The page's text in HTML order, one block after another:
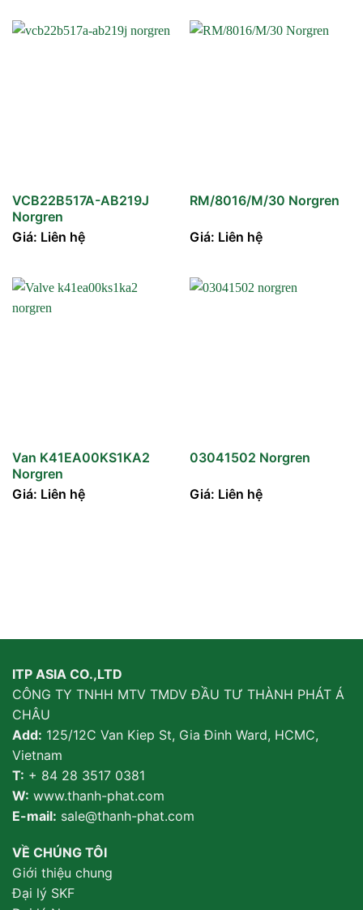
VCB22B517A-AB219J
Norgren
Giá: Liên hệ
RM/8016/M/30 Norgren
Giá: Liên hệ
Van K41EA00KS1KA2
Norgren
Giá: Liên hệ
03041502 Norgren
Giá: Liên hệ
ITP ASIA CO.,LTD
CÔNG TY TNHH MTV TMDV ĐẦU TƯ THÀNH PHÁT Á
CHÂU
Add: 125/12C Van Kiep St, Gia Đinh Ward, HCMC,
Vietnam
T: + 84 28 3517 0381
W: www.thanh-phat.com
E-mail: sale@thanh-phat.com
VỀ CHÚNG TÔI
Giới thiệu chung
Đại lý SKF